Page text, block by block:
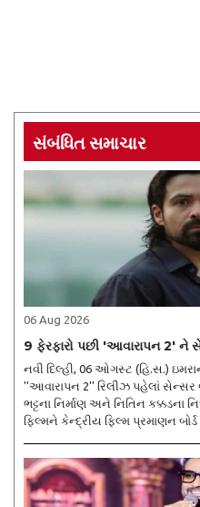
સંબંધિત સમાચાર
06 Aug 2026
9 ફેરફારો પછી 'આવારાપન 2' ને
નવી દિલ્હી, 06 ઓગસ્ટ (હિ.સ.)
''આવારાપન 2'' રિલીઝ પહેલાં સેન્સર
ભટ્ટના નિર્માણ અને નિતિન
ફિલ્મને કેન્દ્રીય ફિલ્મ પ્રમાણન બોર્ડ